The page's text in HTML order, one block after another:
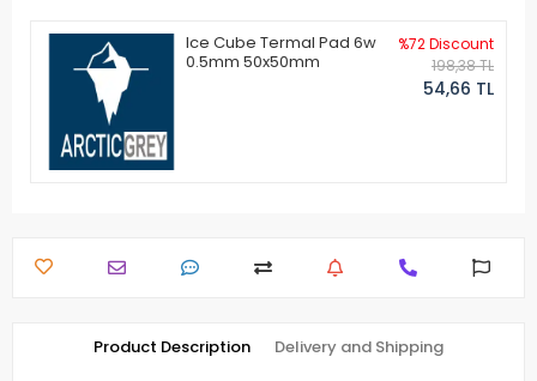
Ice Cube Termal Pad 6w
0.5mm 50x50mm
%72 Discount
198,38 TL
54,66 TL
Product Description Delivery and Shipping